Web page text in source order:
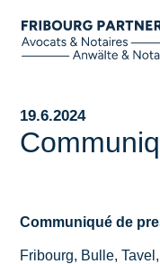
19.6.2024
Communiqué de
Fribourg, Bulle,